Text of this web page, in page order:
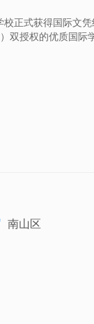
校正式获得国际文
双授权的优质国
南山区